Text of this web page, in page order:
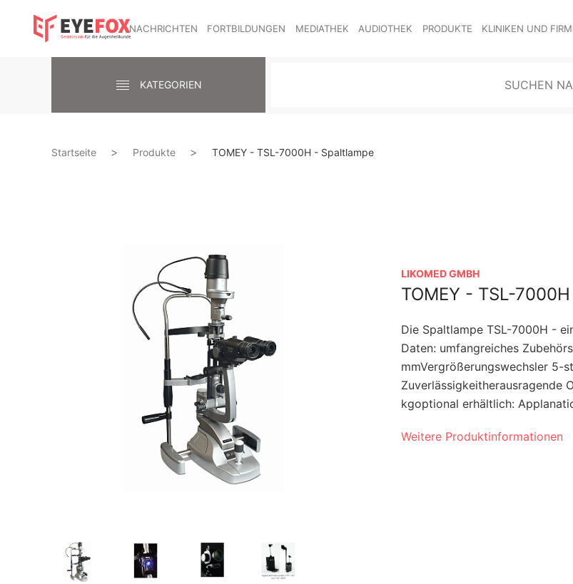
NACHRICHTEN FORTBILDUNGEN MEDIATHEK AUDIOTHEK PRODUKTE KLINIKEN UND
KATEGORIEN
Startseite Produkte TOMEY - TSL-7000H - Spaltlampe
LIKOMED GMBH
TOMEY - TSL-
Die Spaltlampe TSL-7000H -
Daten: umfangreiches
mmVergrößerungswechsler 5-
Zuverlässigkeitherausragende
kgoptional erhältlich:
Weitere Produktinformationen